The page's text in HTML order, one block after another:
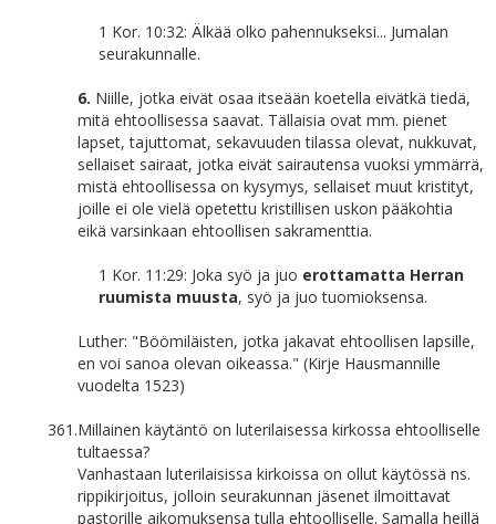
1 Kor. 10:32: Älkää olko pahennukseksi... Jumalan
seurakunnalle.
6. Niille, jotka eivät osaa itseään koetella eivätkä tiedä,
mitä ehtoollisessa saavat. Tällaisia ovat mm. pienet
lapset, tajuttomat, sekavuuden tilassa olevat, nukkuvat,
sellaiset sairaat, jotka eivät sairautensa vuoksi ymmärrä,
mistä ehtoollisessa on kysymys, sellaiset muut kristityt,
joille ei ole vielä opetettu kristillisen uskon pääkohtia
eikä varsinkaan ehtoollisen sakramenttia.
1 Kor. 11:29: Joka syö ja juo erottamatta Herran
ruumista muusta, syö ja juo tuomioksensa.
Luther: "Böömiläisten, jotka jakavat ehtoollisen lapsille,
en voi sanoa olevan oikeassa." (Kirje Hausmannille
vuodelta 1523)
361.Millainen käytäntö on luterilaisessa kirkossa ehtoolliselle
tultaessa?
Vanhastaan luterilaisissa kirkoissa on ollut käytössä ns.
rippikirjoitus, jolloin seurakunnan jäsenet ilmoittavat
pastorille aikomuksensa tulla ehtoolliselle. Samalla heillä